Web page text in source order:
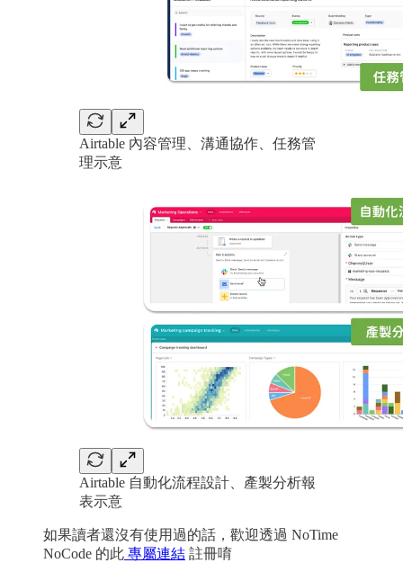
Airtable 內容管理、溝通協作、任務管
理示意
Airtable 自動化流程設計、產製分析報
表示意
如果讀者還沒有使用過的話，歡迎透過 NoTime
NoCode 的此 專屬連結 註冊唷